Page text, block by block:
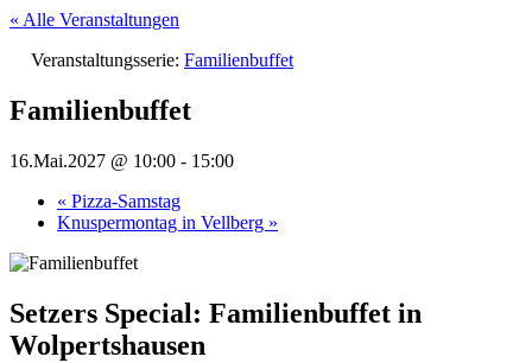
« Alle Veranstaltungen
Veranstaltungsserie: Familienbuffet
Familienbuffet
16.Mai.2027 @ 10:00 - 15:00
« Pizza-Samstag
Knuspermontag in Vellberg »
Setzers Special: Familienbuffet in
Wolpertshausen